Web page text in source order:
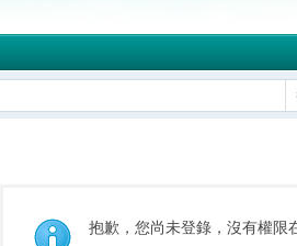
抱歉，您尚未登錄，沒有權限